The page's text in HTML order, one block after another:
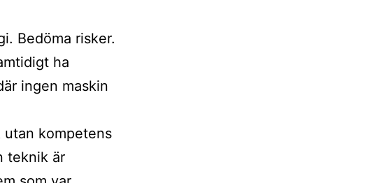
Bedöma risker.
ha
ingen maskin
utan kompetens
teknik är